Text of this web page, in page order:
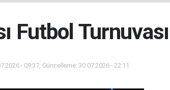
Futbol
- 09:37, Güncelleme: 30.07.2026 - 22:11